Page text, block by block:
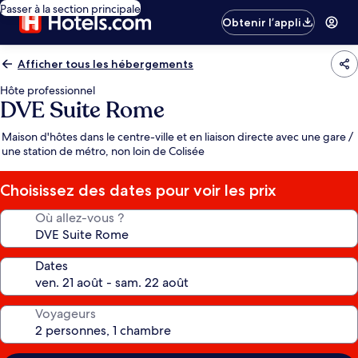
Passer à la section principale
Obtenir l’appli
Afficher tous les hébergements
Hôte professionnel
DVE Suite Rome
Maison d'hôtes dans le centre-ville et en liaison directe avec une gare /
une station de métro, non loin de Colisée
Choisissez des dates pour voir les prix
Où allez-vous ?
Dates
Voyageurs